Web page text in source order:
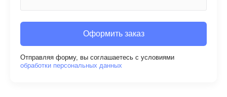
Оформить заказ
Отправляя форму, вы соглашаетесь с условиями
обработки персональных данных